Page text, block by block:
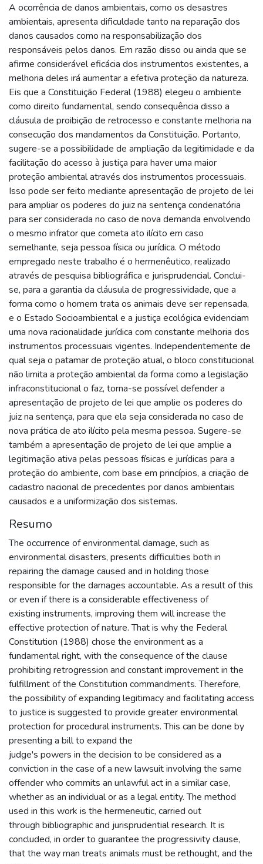
A ocorrência de danos ambientais, como os desastres
ambientais, apresenta dificuldade tanto na reparação dos
danos causados como na responsabilização dos
responsáveis pelos danos. Em razão disso ou ainda que se
afirme considerável eficácia dos instrumentos existentes, a
melhoria deles irá aumentar a efetiva proteção da natureza.
Eis que a Constituição Federal (1988) elegeu o ambiente
como direito fundamental, sendo consequência disso a
cláusula de proibição de retrocesso e constante melhoria na
consecução dos mandamentos da Constituição. Portanto,
sugere-se a possibilidade de ampliação da legitimidade e da
facilitação do acesso à justiça para haver uma maior
proteção ambiental através dos instrumentos processuais.
Isso pode ser feito mediante apresentação de projeto de lei
para ampliar os poderes do juiz na sentença condenatória
para ser considerada no caso de nova demanda envolvendo
o mesmo infrator que cometa ato ilícito em caso
semelhante, seja pessoa física ou jurídica. O método
empregado neste trabalho é o hermenêutico, realizado
através de pesquisa bibliográfica e jurisprudencial. Conclui-
se, para a garantia da cláusula de progressividade, que a
forma como o homem trata os animais deve ser repensada,
e o Estado Socioambiental e a justiça ecológica evidenciam
uma nova racionalidade jurídica com constante melhoria dos
instrumentos processuais vigentes. Independentemente de
qual seja o patamar de proteção atual, o bloco constitucional
não limita a proteção ambiental da forma como a legislação
infraconstitucional o faz, torna-se possível defender a
apresentação de projeto de lei que amplie os poderes do
juiz na sentença, para que ela seja considerada no caso de
nova prática de ato ilícito pela mesma pessoa. Sugere-se
também a apresentação de projeto de lei que amplie a
legitimação ativa pelas pessoas físicas e jurídicas para a
proteção do ambiente, com base em princípios, a criação de
cadastro nacional de precedentes por danos ambientais
causados e a uniformização dos sistemas.
Resumo
The occurrence of environmental damage, such as
environmental disasters, presents difficulties both in
repairing the damage caused and in holding those
responsible for the damages accountable. As a result of this
or even if there is a considerable effectiveness of
existing instruments, improving them will increase the
effective protection of nature. That is why the Federal
Constitution (1988) chose the environment as a
fundamental right, with the consequence of the clause
prohibiting retrogression and constant improvement in the
fulfillment of the Constitution commandments. Therefore,
the possibility of expanding legitimacy and facilitating access
to justice is suggested to provide greater environmental
protection for procedural instruments. This can be done by
presenting a bill to expand the
judge's powers in the decision to be considered as a
conviction in the case of a new lawsuit involving the same
offender who commits an unlawful act in a similar case,
whether as an individual or as a legal entity. The method
used in this work is the hermeneutic, carried out
through bibliographic and jurisprudential research. It is
concluded, in order to guarantee the progressivity clause,
that the way man treats animals must be rethought, and the